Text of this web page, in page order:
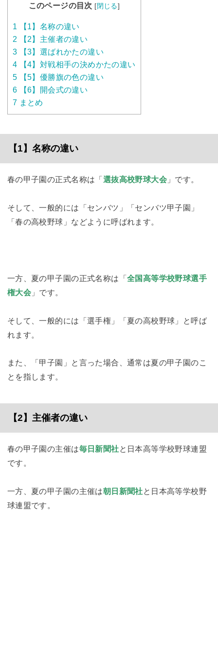
このページの目次 [閉じる]
1 【1】名称の違い
2 【2】主催者の違い
3 【3】選ばれかたの違い
4 【4】対戦相手の決めかたの違い
5 【5】優勝旗の色の違い
6 【6】開会式の違い
7 まとめ
【1】名称の違い
春の甲子園の正式名称は「 選抜高校野球大会 」です。
そして、一般的には「センバツ」「センバツ甲子園」
「春の高校野球」などように呼ばれます。
一方、夏の甲子園の正式名称は「全国高等学校野球選手
権大会 」です。
そして、一般的には「選手権」「夏の高校野球」と呼ば
れます。
また、「甲子園」と言った場合、通常は夏の甲子園のこ
とを指します。
【2】主催者の違い
春の甲子園の主催は毎日新聞社と日本高等学校野球連盟
です。
一方、夏の甲子園の主催は朝日新聞社と日本高等学校野
球連盟です。